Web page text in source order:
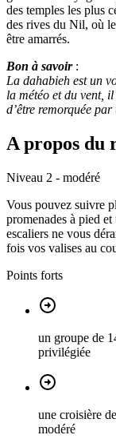
des temples les plus
des rives du Nil, où
être amarrés.
Bon à savoir:
La dahabieh est un
la météo et du vent,
d’être remorquée
A propos du
Niveau 2 - modéré
Vous pouvez suivre
promenades à pied
escaliers ne vous
fois vos valises au
Points forts
un groupe de
privilégiée
une croisière
modéré